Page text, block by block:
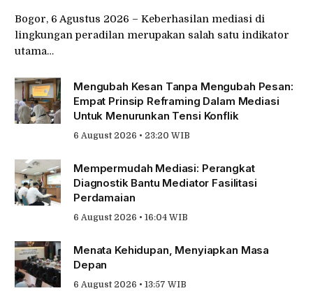
Bogor, 6 Agustus 2026 – Keberhasilan mediasi di
lingkungan peradilan merupakan salah satu indikator
utama…
Mengubah Kesan Tanpa Mengubah Pesan:
Empat Prinsip Reframing Dalam Mediasi
Untuk Menurunkan Tensi Konflik
6 August 2026 • 23:20 WIB
Mempermudah Mediasi: Perangkat
Diagnostik Bantu Mediator Fasilitasi
Perdamaian
6 August 2026 • 16:04 WIB
Menata Kehidupan, Menyiapkan Masa
Depan
6 August 2026 • 13:57 WIB